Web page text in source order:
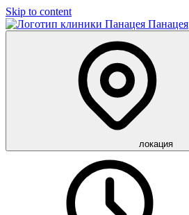
Skip to content
Панацея
локация